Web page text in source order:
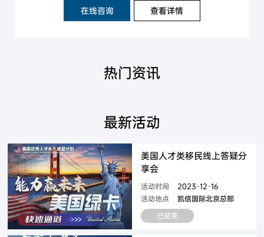
在线咨询 查看详情
热门资讯
最新活动
美国人才类移民线上答疑分
享会
活动时间
2023·12·16
活动地点
凯信国际北京总部
已结束